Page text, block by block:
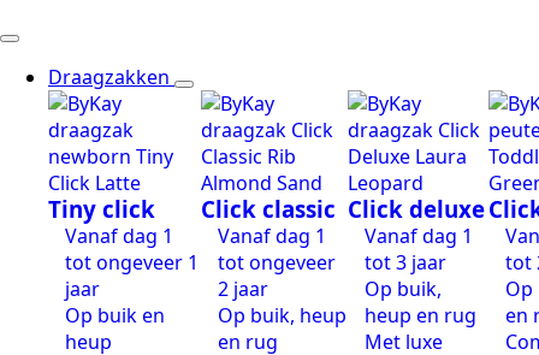
Draagzakken
Tiny click
Vanaf dag 1
tot ongeveer 1
jaar
Op buik en
heup
Click classic
Vanaf dag 1
tot ongeveer
2 jaar
Op buik, heup
en rug
Click deluxe
Vanaf dag 1
tot 3 jaar
Op buik,
heup en rug
Met luxe
tot
Op
en